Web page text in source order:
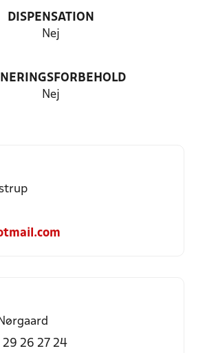
DISPENSATION
Nej
Nej
29 26 27 24